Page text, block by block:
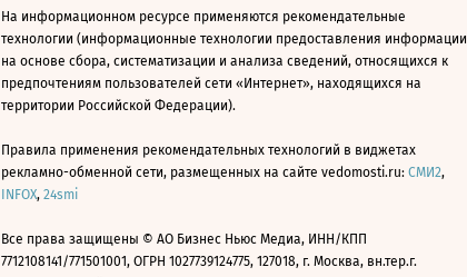
На информационном ресурсе применяются рекомендательные
технологии (информационные технологии предоставления информации
на основе сбора, систематизации и анализа сведений, относящихся к
предпочтениям пользователей сети «Интернет», находящихся на
территории Российской Федерации).
Правила применения рекомендательных технологий в виджетах
рекламно-обменной сети, размещенных на сайте vedomosti.ru: СМИ2,
INFOX, 24smi
Все права защищены © АО Бизнес Ньюс Медиа, ИНН/КПП
7712108141/771501001, ОГРН 1027739124775, 127018, г. Москва, вн.тер.г.